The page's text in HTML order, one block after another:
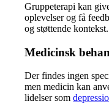
Gruppeterapi kan
oplevelser og få
og støttende kontekst.
Medicinsk
Der findes ingen
men medicin kan
lidelser som